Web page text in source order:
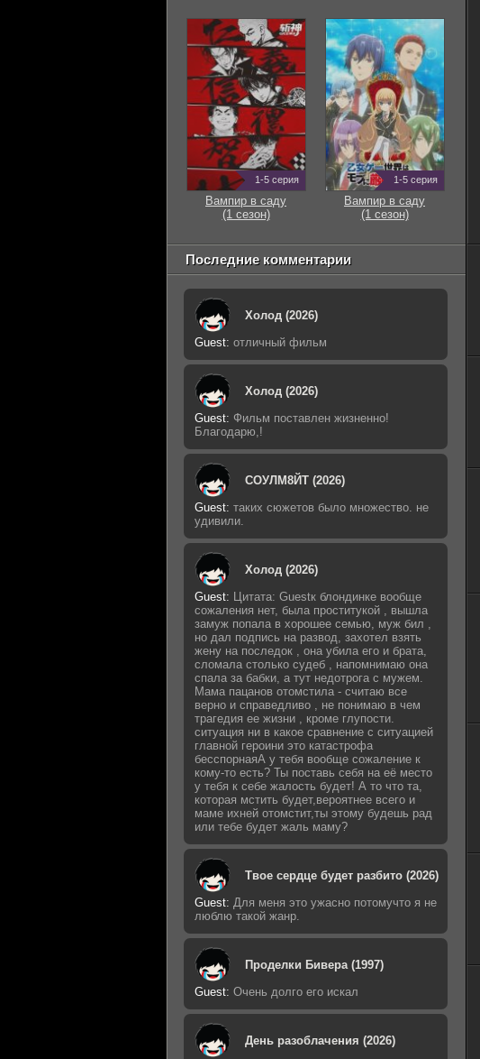
1-5 серия
Вампир в саду
(1 сезон)
1-5 серия
Вампир в саду
(1 сезон)
Последние комментарии
Холод (2026)
Guest: отличный фильм
Холод (2026)
Guest: Фильм поставлен жизненно!
Благодарю,!
СОУЛМ8ЙТ (2026)
Guest: таких сюжетов было множество. не
удивили.
Холод (2026)
Guest: Цитата: Guestк блондинке вообще
сожаления нет, была проститукой , вышла
замуж попала в хорошее семью, муж бил ,
но дал подпись на развод, захотел взять
жену на последок , она убила его и брата,
сломала столько судеб , напомнимаю она
спала за бабки, а тут недотрога с мужем.
Мама пацанов отомстила - считаю все
верно и справедливо , не понимаю в чем
трагедия ее жизни , кроме глупости.
ситуация ни в какое сравнение с ситуацией
главной героини это катастрофа
бесспорнаяА у тебя вообще сожаление к
кому-то есть? Ты поставь себя на её место
у тебя к себе жалость будет! А то что та,
которая мстить будет,вероятнее всего и
маме ихней отомстит,ты этому будешь рад
или тебе будет жаль маму?
Твое сердце будет разбито (2026)
Guest: Для меня это ужасно потомучто я не
люблю такой жанр.
Проделки Бивера (1997)
Guest: Очень долго его искал
День разоблачения (2026)